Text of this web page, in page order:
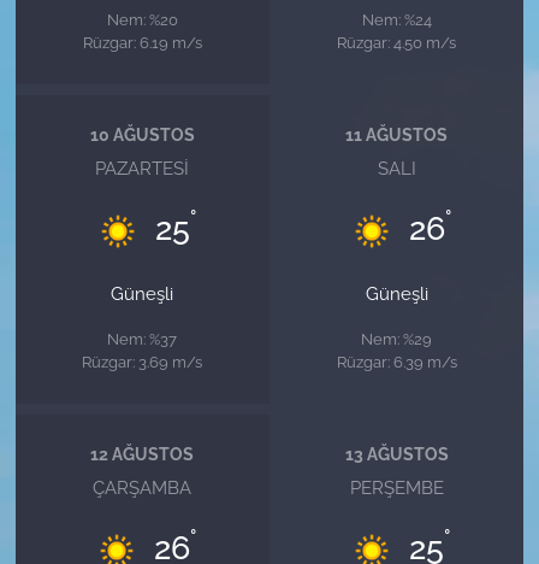
Nem: %20
Rüzgar: 6.19 m/s
Nem: %24
Rüzgar: 4.50 m/s
10 AĞUSTOS
PAZARTESI
25°
Güneşli
Nem: %37
Rüzgar: 3.69 m/s
11 AĞUSTOS
SALI
26°
Güneşli
Nem: %29
Rüzgar: 6.39 m/s
12 AĞUSTOS
ÇARŞAMBA
26°
13 AĞUSTOS
PERŞEMBE
25°